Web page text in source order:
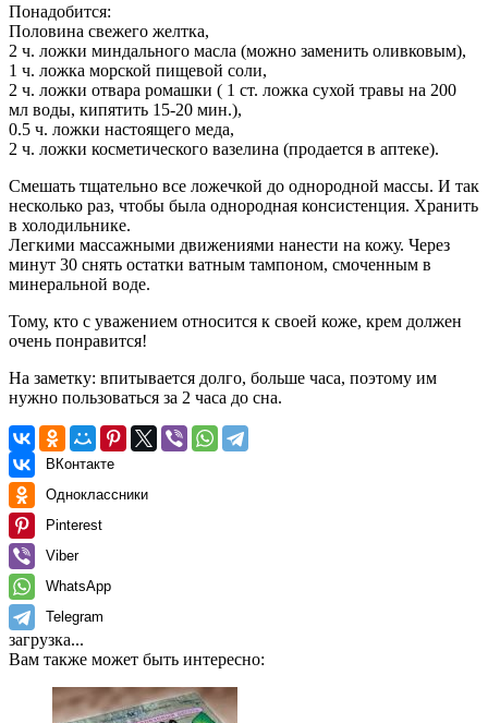
Понадобится:
Половина свежего желтка,
2 ч. ложки миндального масла (можно заменить оливковым),
1 ч. ложка морской пищевой соли,
2 ч. ложки отвара ромашки ( 1 ст. ложка сухой травы на 200
мл воды, кипятить 15-20 мин.),
0.5 ч. ложки настоящего меда,
2 ч. ложки косметического вазелина (продается в аптеке).
Смешать тщательно все ложечкой до однородной массы. И так
несколько раз, чтобы была однородная консистенция. Хранить
в холодильнике.
Легкими массажными движениями нанести на кожу. Через
минут 30 снять остатки ватным тампоном, смоченным в
минеральной воде.
Тому, кто с уважением относится к своей коже, крем должен
очень понравится!
На заметку: впитывается долго, больше часа, поэтому им
нужно пользоваться за 2 часа до сна.
ВКонтакте
Одноклассники
Pinterest
Viber
WhatsApp
Telegram
загрузка...
Вам также может быть интересно: